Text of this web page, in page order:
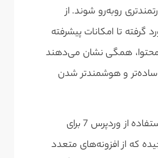
روبه‌رو شوند. از
گرفته تا امکانات پیشرفته
همگی نشان می‌دهند
و هوشمندتر شدن
با این حال، در زمان استفاده از وردپرس 7 برای
که از افزونه‌های متعدد